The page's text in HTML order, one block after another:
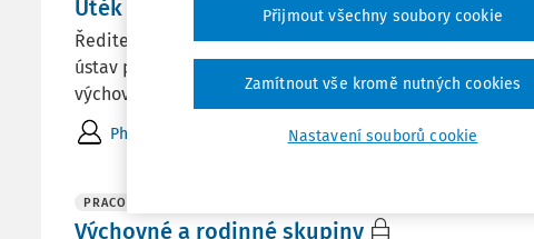
Útěk dítěte ze zařízení
Ředitel zařízení je povinen oznámit útěk dítěte Policii
ústav poskytuje po dobu nezbytně nutnou péči dětem s
výchovou zadrženým na útěku z jiných ...
PhDr. Mgr. Monika Puškinová Ph.D. Aktuální k:3. 2. 2013
PRACOVNÍ SITUACE
Výchovné a rodinné skupiny
Nastavení souborů cookie
Zamítnout vše kromě nutných cookies
Přijmout všechny soubory cookie